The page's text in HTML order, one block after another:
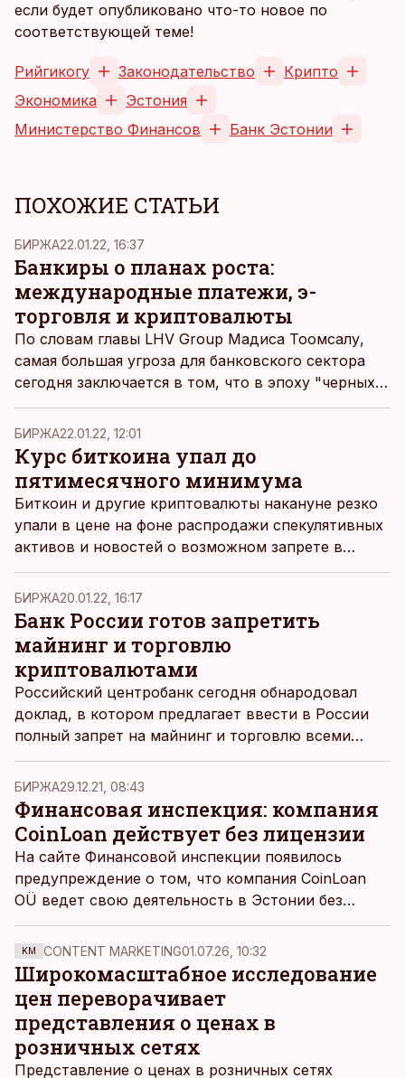
если будет опубликовано что-то новое по
соответствующей теме!
Рийгикогу Законодательство
Крипто
Экономика
Эстония
Министерство Финансов
Банк Эстонии
ПОХОЖИЕ СТАТЬИ
БИРЖА22.01.22, 16:37
Банкиры о планах роста:
международные платежи, э-
торговля и криптовалюты
По словам главы LHV Group Мадиса Тоомсалу,
самая большая угроза для банковского сектора
сегодня заключается в том, что в эпоху "черных
лебедей" многие банкиры не понимают, как им
дальше строить прибыльный бизнес и успешно
развиваться.
БИРЖА22.01.22, 12:01
Курс биткоина упал до
пятимесячного минимума
Биткоин и другие криптовалюты накануне резко
упали в цене на фоне распродажи спекулятивных
активов и новостей о возможном запрете в
России всех криптовалютных операций,
сообщает Financial Times.
БИРЖА20.01.22, 16:17
Банк России готов запретить
майнинг и торговлю
криптовалютами
Российский центробанк сегодня обнародовал
доклад, в котором предлагает ввести в России
полный запрет на майнинг и торговлю всеми
криптовалютами, сообщает Bloomberg.
БИРЖА29.12.21, 08:43
Финансовая инспекция: компания
CoinLoan действует без лицензии
На сайте Финансовой инспекции появилось
предупреждение о том, что компания CoinLoan
OÜ ведет свою деятельность в Эстонии без
надлежащей лицензии.
KM CONTENT MARKETING01.07.26, 10:32
Широкомасштабное исследование
цен переворачивает
представления о ценах в
розничных сетях
Представление о ценах в розничных сетях